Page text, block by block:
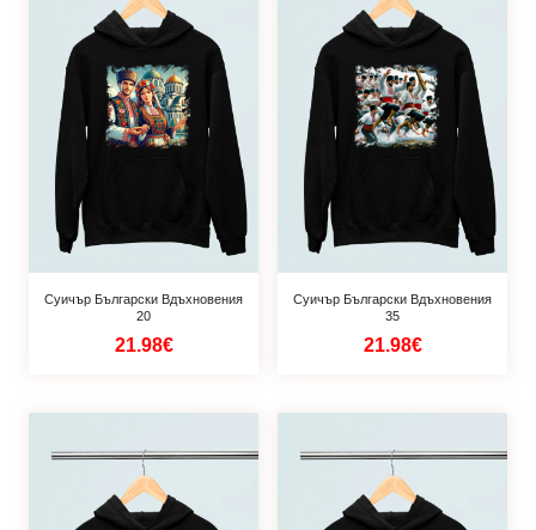
Суичър Български Вдъхновения
20
21.98€
Суичър Български Вдъхновения
35
21.98€